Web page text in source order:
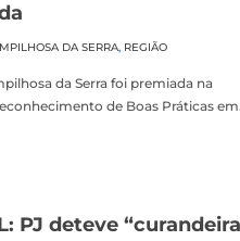
DA SERRA, REGIÃO
da Serra foi premiada na
de Boas Práticas
PJ deteve